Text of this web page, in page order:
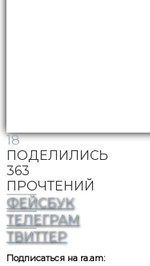
18
ПОДЕЛИЛИСЬ
363
ПРОЧТЕНИЙ
ФЕЙСБУК
ТЕЛЕГРАМ
ТВИТТЕР
Подписаться на ra.am: